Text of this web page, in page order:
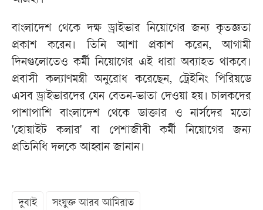
বাংলাদেশ থেকে দক্ষ ড্রাইভার নিয়োগের জন্য কৃতজ্ঞতা
প্রকাশ করেন। তিনি আশা প্রকাশ করেন, আগামী
দিনগুলোতেও কর্মী নিয়োগের এই ধারা অব্যাহত থাকবে।
প্রবাসী কল্যাণমন্ত্রী অনুরোধ করেছেন, ট্রেইনিং পিরিয়ডে
এসব ড্রাইভারদের যেন বেতন-ভাতা দেওয়া হয়। চালকদের
পাশাপাশি বাংলাদেশ থেকে ডাক্তার ও নার্সদের মতো
'হোয়াইট কলার' বা পেশাজীবী কর্মী নিয়োগের জন্য
প্রতিনিধি দলকে আহ্বান জানান।
দুবাই সংযুক্ত আরব আমিরাত